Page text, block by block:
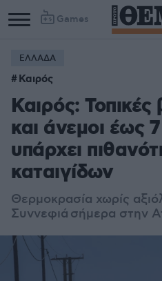
Games
ΕΛΛΑΔΑ
Καιρός
Καιρός:
και άνεμοι έως
υπάρχει
καταιγίδων
Θερμοκρασία χωρίς
Συννεφιά σήμερα στην